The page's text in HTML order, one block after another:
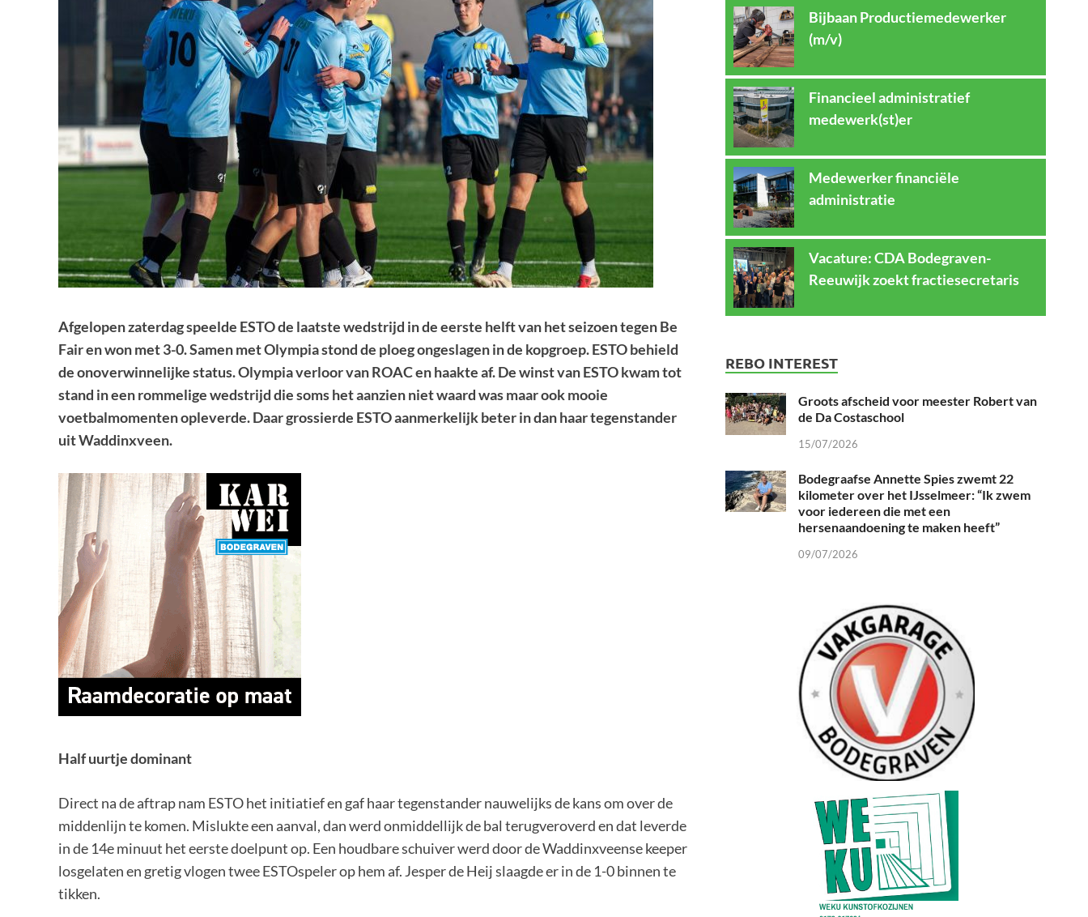
Afgelopen zaterdag speelde ESTO de laatste wedstrijd in de eerste helft van het seizoen tegen Be
Fair en won met 3-0. Samen met Olympia stond de ploeg ongeslagen in de kopgroep. ESTO behield
de onoverwinnelijke status. Olympia verloor van ROAC en haakte af. De winst van ESTO kwam tot
stand in een rommelige wedstrijd die soms het aanzien niet waard was maar ook mooie
voetbalmomenten opleverde. Daar grossierde ESTO aanmerkelijk beter in dan haar tegenstander
uit Waddinxveen.
Half uurtje dominant
Direct na de aftrap nam ESTO het initiatief en gaf haar tegenstander nauwelijks de kans om over de
middenlijn te komen. Mislukte een aanval, dan werd onmiddellijk de bal terugveroverd en dat leverde
in de 14e minuut het eerste doelpunt op. Een houdbare schuiver werd door de Waddinxveense keeper
losgelaten en gretig vlogen twee ESTOspeler op hem af. Jesper de Heij slaagde er in de 1-0 binnen te
tikken.
Bijbaan Productiemedewerker
(m/v)
Financieel administratief
medewerk(st)er
Medewerker financiële
administratie
Vacature: CDA Bodegraven-
Reeuwijk zoekt fractiesecretaris
REBO INTEREST
Groots afscheid voor meester Robert van
de Da Costaschool
15/07/2026
Bodegraafse Annette Spies zwemt 22
kilometer over het IJsselmeer: “Ik zwem
voor iedereen die met een
hersenaandoening te maken heeft”
09/07/2026